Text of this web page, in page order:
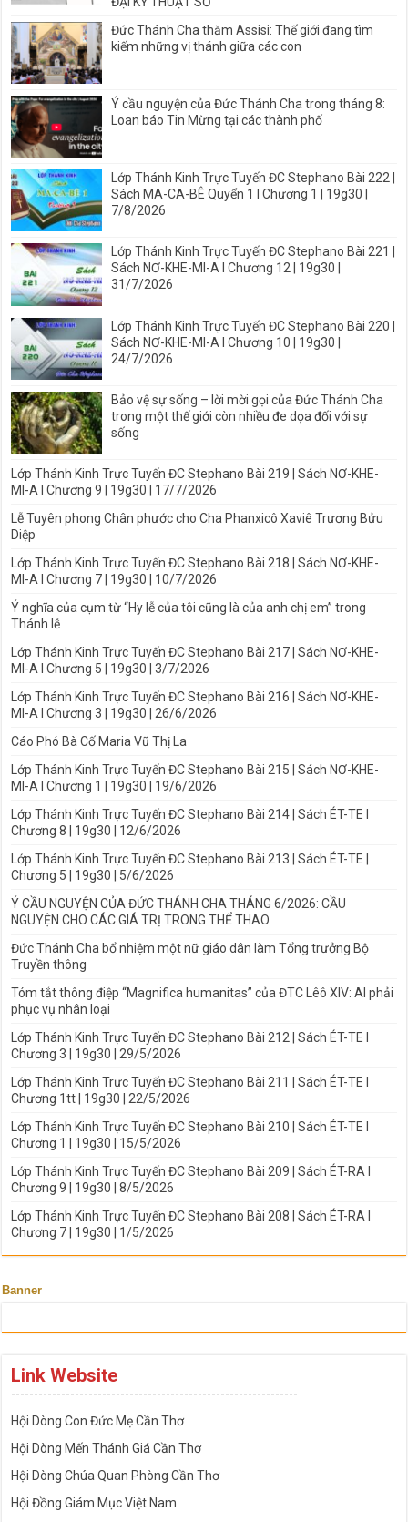
Đức Thánh Cha thăm Assisi: Thế giới đang tìm
kiếm những vị thánh giữa các con
Ý cầu nguyện của Đức Thánh Cha trong tháng 8:
Loan báo Tin Mừng tại các thành phố
Lớp Thánh Kinh Trực Tuyến ĐC Stephano Bài 222 |
Sách MA-CA-BÊ Quyển 1 I Chương 1 | 19g30 |
7/8/2026
Lớp Thánh Kinh Trực Tuyến ĐC Stephano Bài 221 |
Sách NƠ-KHE-MI-A I Chương 12 | 19g30 |
31/7/2026
Lớp Thánh Kinh Trực Tuyến ĐC Stephano Bài 220 |
Sách NƠ-KHE-MI-A I Chương 10 | 19g30 |
24/7/2026
Bảo vệ sự sống – lời mời gọi của Đức Thánh Cha
trong một thế giới còn nhiều đe dọa đối với sự
sống
Lớp Thánh Kinh Trực Tuyến ĐC Stephano Bài 219 | Sách NƠ-KHE-
MI-A I Chương 9 | 19g30 | 17/7/2026
Lễ Tuyên phong Chân phước cho Cha Phanxicô Xaviê Trương Bửu
Diệp
Lớp Thánh Kinh Trực Tuyến ĐC Stephano Bài 218 | Sách NƠ-KHE-
MI-A I Chương 7 | 19g30 | 10/7/2026
Ý nghĩa của cụm từ “Hy lễ của tôi cũng là của anh chị em” trong
Thánh lễ
Lớp Thánh Kinh Trực Tuyến ĐC Stephano Bài 217 | Sách NƠ-KHE-
MI-A I Chương 5 | 19g30 | 3/7/2026
Lớp Thánh Kinh Trực Tuyến ĐC Stephano Bài 216 | Sách NƠ-KHE-
MI-A I Chương 3 | 19g30 | 26/6/2026
Cáo Phó Bà Cố Maria Vũ Thị La
Lớp Thánh Kinh Trực Tuyến ĐC Stephano Bài 215 | Sách NƠ-KHE-
MI-A I Chương 1 | 19g30 | 19/6/2026
Lớp Thánh Kinh Trực Tuyến ĐC Stephano Bài 214 | Sách ÉT-TE I
Chương 8 | 19g30 | 12/6/2026
Lớp Thánh Kinh Trực Tuyến ĐC Stephano Bài 213 | Sách ÉT-TE |
Chương 5 | 19g30 | 5/6/2026
Ý CẦU NGUYỆN CỦA ĐỨC THÁNH CHA THÁNG 6/2026: CẦU
NGUYỆN CHO CÁC GIÁ TRỊ TRONG THỂ THAO
Đức Thánh Cha bổ nhiệm một nữ giáo dân làm Tổng trưởng Bộ
Truyền thông
Tóm tắt thông điệp “Magnifica humanitas” của ĐTC Lêô XIV: AI phải
phục vụ nhân loại
Lớp Thánh Kinh Trực Tuyến ĐC Stephano Bài 212 | Sách ÉT-TE I
Chương 3 | 19g30 | 29/5/2026
Lớp Thánh Kinh Trực Tuyến ĐC Stephano Bài 211 | Sách ÉT-TE I
Chương 1tt | 19g30 | 22/5/2026
Lớp Thánh Kinh Trực Tuyến ĐC Stephano Bài 210 | Sách ÉT-TE I
Chương 1 | 19g30 | 15/5/2026
Lớp Thánh Kinh Trực Tuyến ĐC Stephano Bài 209 | Sách ÉT-RA I
Chương 9 | 19g30 | 8/5/2026
Lớp Thánh Kinh Trực Tuyến ĐC Stephano Bài 208 | Sách ÉT-RA I
Chương 7 | 19g30 | 1/5/2026
Banner
Link Website
---------------------------------------------------------------
Hội Dòng Con Đức Mẹ Cần Thơ
Hội Dòng Mến Thánh Giá Cần Thơ
Hội Dòng Chúa Quan Phòng Cần Thơ
Hội Đồng Giám Mục Việt Nam